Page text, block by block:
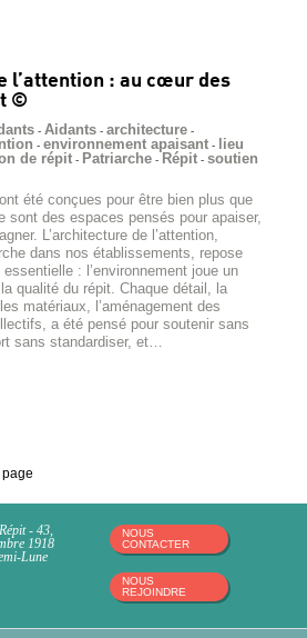
l’attention : au cœur des
©
- Aidants -architecture -
-environnement apaisant -
lieu
de répit - Patriarche - Répit -soutien
été conçues pour être bien plus que
sont des espaces pensés pour apaiser,
L’architecture de l’attention,
dans nos établissements, repose
: l’environnement joue un
qualité du répit. Chaque détail, la
matériaux, l’aménagement des
a été pensé pour soutenir sans
sans standardiser, et…
- 43,
1918
Lune
NOUS
CONTACTER
NOUS
REJOINDRE